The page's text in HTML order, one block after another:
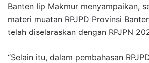
Banten Iip Makmur menyampaikan,
materi muatan RPJPD Provinsi
telah diselaraskan dengan RPJPN
“Selain itu, dalam pembahasan